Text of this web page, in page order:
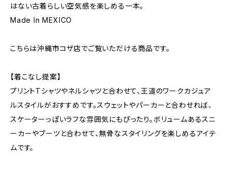
はない古着らしい空気感を楽しめる一本。
Made In MEXICO
こちらは沖縄市コザ店でご覧いただける商品です。
【着こなし提案】
プリントTシャツやネルシャツと合わせて、王道のワークカジュア
ルスタイルがおすすめです。スウェットやパーカーと合わせれば、
スケーターっぽいラフな雰囲気にもぴったり。ボリュームあるスニ
ーカーやブーツと合わせて、無骨なスタイリングを楽しめるアイテ
ムです。